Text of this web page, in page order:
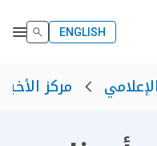
ENGLISH
مركز الأخبار